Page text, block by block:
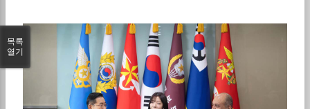
목록
열기